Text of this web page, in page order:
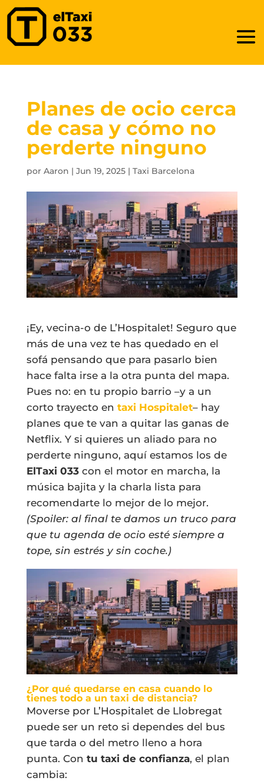
Planes de ocio cerca
de casa y cómo no
perderte ninguno
por Aaron | Jun 19, 2025| Taxi Barcelona
¡Ey, vecina-o de L’Hospitalet! Seguro que
más de una vez te has quedado en el
sofá pensando que para pasarlo bien
hace falta irse a la otra punta del mapa.
Pues no: en tu propio barrio –y a un
corto trayecto en taxi Hospitalet– hay
planes que te van a quitar las ganas de
Netflix. Y si quieres un aliado para no
perderte ninguno, aquí estamos los de
ElTaxi 033con el motor en marcha, la
música bajita y la charla lista para
recomendarte lo mejor de lo mejor.
(Spoiler: al final te damos un truco para
que tu agenda de ocio esté siempre a
tope, sin estrés y sin coche.)
¿Por qué quedarse en casa cuando lo
tienes todo a un taxi de distancia?
Moverse por L’Hospitalet de Llobregat
puede ser un reto si dependes del bus
que tarda o del metro lleno a hora
punta. Con tu taxi de confianza, el plan
cambia: